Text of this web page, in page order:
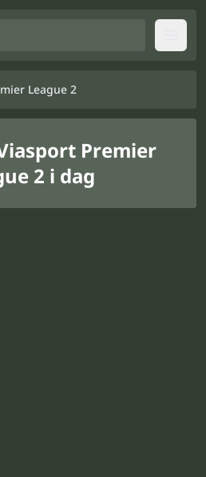
League 2
Premier
2 i dag